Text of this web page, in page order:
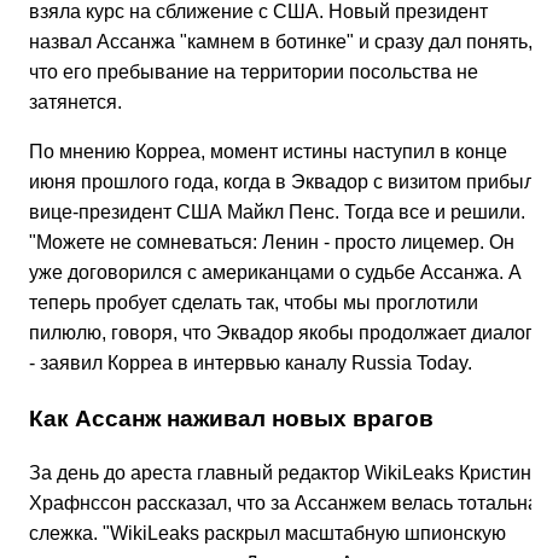
взяла курс на сближение с США. Новый президент
назвал Ассанжа "камнем в ботинке" и сразу дал понять,
что его пребывание на территории посольства не
затянется.
По мнению Корреа, момент истины наступил в конце
июня прошлого года, когда в Эквадор с визитом прибыл
вице-президент США Майкл Пенс. Тогда все и решили.
"Можете не сомневаться: Ленин - просто лицемер. Он
уже договорился с американцами о судьбе Ассанжа. А
теперь пробует сделать так, чтобы мы проглотили
пилюлю, говоря, что Эквадор якобы продолжает
- заявил Корреа в интервью каналу Russia Today.
Как Ассанж наживал новых врагов
За день до ареста главный редактор WikiLeaks Кристин
Храфнссон рассказал, что за Ассанжем велась
слежка. "WikiLeaks раскрыл масштабную шпионскую